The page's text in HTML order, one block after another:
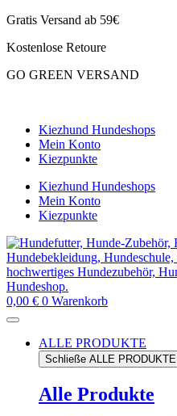
Zum
springen
Gratis Versand ab 59€
Kostenlose Retoure
GO GREEN VERSAND
Kiezhund Hundeshops
Mein Konto
Kiezpunkte
Kiezhund Hundeshops
Mein Konto
Kiezpunkte
0,00 € 0 Warenkorb
ALLE PRODUKTE
Schließe ALLE PRODUKTE
Alle Produkte